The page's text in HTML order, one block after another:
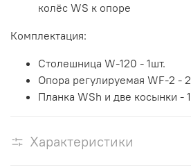
колёс WS к опоре
Комплектация:
Столешница W-120 - 1шт.
Опора регулируемая WF-2 -
Планка WSh и две косынки -
Характеристики